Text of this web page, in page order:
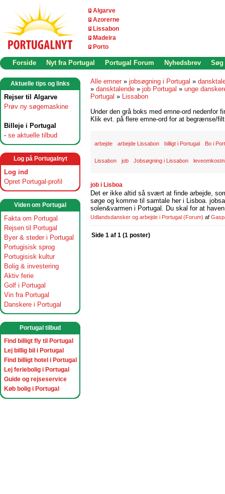
Algarve
Azorerne
Lissabon
Madeira
Porto
Forside Nyt fra Portugal Portugal Forum Nyhedsbrev Søg
Aktuelle tips og links
Rejser til Algarve
Prøv ny søgemaskine
Billeje i Portugal
- se aktuelle tilbud
Log på Portugalnyt
Log ind
Opret Portugal-profil
Viden om Portugal
Fakta om Portugal
Rejsen til Portugal
Byer & steder i Portugal
Portugisisk sprog
Portugisisk kultur
Bolig & investering
Aktiv ferie
Golf i Portugal
Vin fra Portugal
Danskere i Portugal
Portugal tilbud
Find billigt fly til Portugal
Lej billig bil i Portugal
Find billigt hotel i Portugal
Lej feriebolig i Portugal
Guide og rejseservice
Køb bolig i Portugal
Alle emner » jobsøgning i Portugal »
» dansktalende » job Portugal » unge
Portugal » Lissabon
Under den grå boks med emne-ord nedenfor
Klik evt. på flere emne-ord for at begrænse/
arbejde arbejde Lissabon billigt i Portugal Bo i
Lissabon job Jobsøgning i Lissabon
job i Lisboa
Det er ikke altid så svært at finde arbejde,
søge og komme til samtale her i Lisboa.
solen&varmen i Portugal. Du skal for at
Udlandsdansker og arbejde i Portugal (Forum) af
Side 1 af 1 (1 poster)